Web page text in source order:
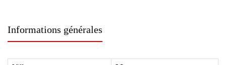
Informations générales